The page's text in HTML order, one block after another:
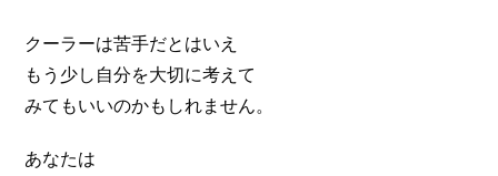
クーラーは苦手だとはいえ
もう少し自分を大切に考えて
みてもいいのかもしれません。
あなたは